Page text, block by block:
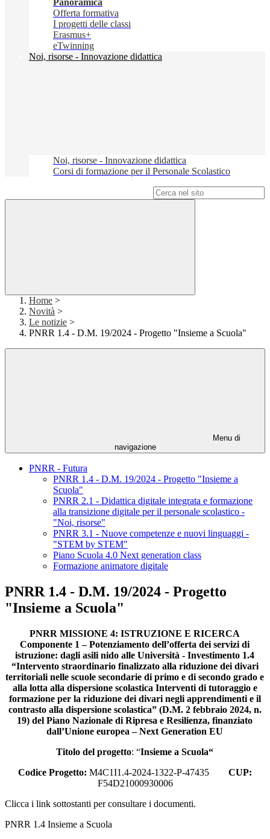
Panoramica
Offerta formativa
I progetti delle classi
Erasmus+
eTwinning
Noi, risorse - Innovazione didattica
Noi, risorse - Innovazione didattica
Corsi di formazione per il Personale Scolastico
Home >
Novità >
Le notizie >
PNRR 1.4 - D.M. 19/2024 - Progetto "Insieme a Scuola"
Menu di
navigazione
PNRR - Futura
PNRR 1.4 - D.M. 19/2024 - Progetto "Insieme a
Scuola"
PNRR 2.1 - Didattica digitale integrata e formazione
alla transizione digitale per il personale scolastico -
"Noi, risorse"
PNRR 3.1 - Nuove competenze e nuovi linguaggi -
"STEM by STEM"
Piano Scuola 4.0 Next generation class
Formazione animatore digitale
PNRR 1.4 - D.M. 19/2024 - Progetto
"Insieme a Scuola"
PNRR MISSIONE 4: ISTRUZIONE E RICERCA
Componente 1 – Potenziamento dell’offerta dei servizi di
istruzione: dagli asili nido alle Università - Investimento 1.4
“Intervento straordinario finalizzato alla riduzione dei divari
territoriali nelle scuole secondarie di primo e di secondo grado e
alla lotta alla dispersione scolastica Interventi di tutoraggio e
formazione per la riduzione dei divari negli apprendimenti e il
contrasto alla dispersione scolastica” (D.M. 2 febbraio 2024, n.
19) del Piano Nazionale di Ripresa e Resilienza, finanziato
dall’Unione europea – Next Generation EU
Titolo del progetto: “Insieme a Scuola“
Codice Progetto: M4C1I1.4-2024-1322-P-47435
CUP:
F54D21000930006
Clicca i link sottostanti per consultare i documenti.
PNRR 1.4 Insieme a Scuola